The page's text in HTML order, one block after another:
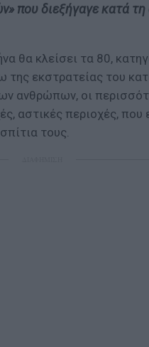
που διεξήγαγε κατά τη
θα κλείσει τα 80,
της εκστρατείας του
ανθρώπων, οι
αστικές περιοχές, που
τους.